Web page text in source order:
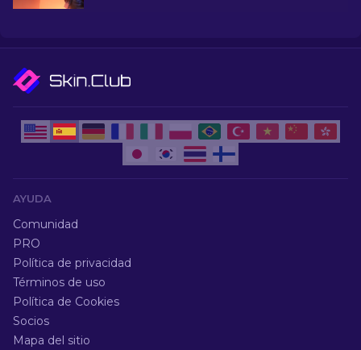
AYUDA
Comunidad
PRO
Política de privacidad
Términos de uso
Política de Cookies
Socios
Mapa del sitio